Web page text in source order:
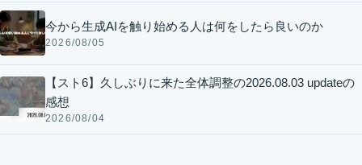
今から生成AIを触り始める人は何をしたら良いのか
2026/08/05
【スト6】久しぶりに来た全体調整の2026.08.03 updateの
感想
2026/08/04